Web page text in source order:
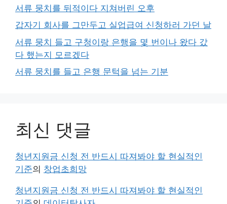
서류 뭉치를 뒤적이다 지쳐버린 오후
갑자기 회사를 그만두고 실업급여 신청하러 가던 날
서류 뭉치 들고 구청이랑 은행을 몇 번이나 왔다 갔
다 했는지 모르겠다
서류 뭉치를 들고 은행 문턱을 넘는 기분
최신 댓글
청년지원금 신청 전 반드시 따져봐야 할 현실적인
기준의 창업초희망
청년지원금 신청 전 반드시 따져봐야 할 현실적인